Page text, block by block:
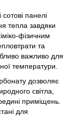
сотові панелі
тепла завдяки
фізичним
та
важливо для
температури.
дозволяє
світла,
приміщень.
для